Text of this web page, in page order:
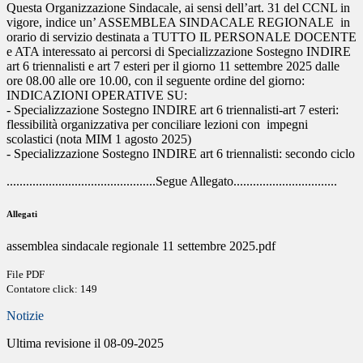
Questa Organizzazione Sindacale, ai sensi dell’art. 31 del CCNL in
vigore, indice un’ ASSEMBLEA SINDACALE REGIONALE in
orario di servizio destinata a TUTTO IL PERSONALE DOCENTE
e ATA interessato ai percorsi di Specializzazione Sostegno INDIRE
art 6 triennalisti e art 7 esteri per il giorno 11 settembre 2025 dalle
ore 08.00 alle ore 10.00, con il seguente ordine del giorno:
INDICAZIONI OPERATIVE SU:
- Specializzazione Sostegno INDIRE art 6 triennalisti-art 7 esteri:
flessibilità organizzativa per conciliare lezioni con impegni
scolastici (nota MIM 1 agosto 2025)
- Specializzazione Sostegno INDIRE art 6 triennalisti: secondo ciclo
..............................................Segue Allegato................................
Allegati
assemblea sindacale regionale 11 settembre 2025.pdf
File PDF
Contatore click: 149
Notizie
Ultima revisione il 08-09-2025